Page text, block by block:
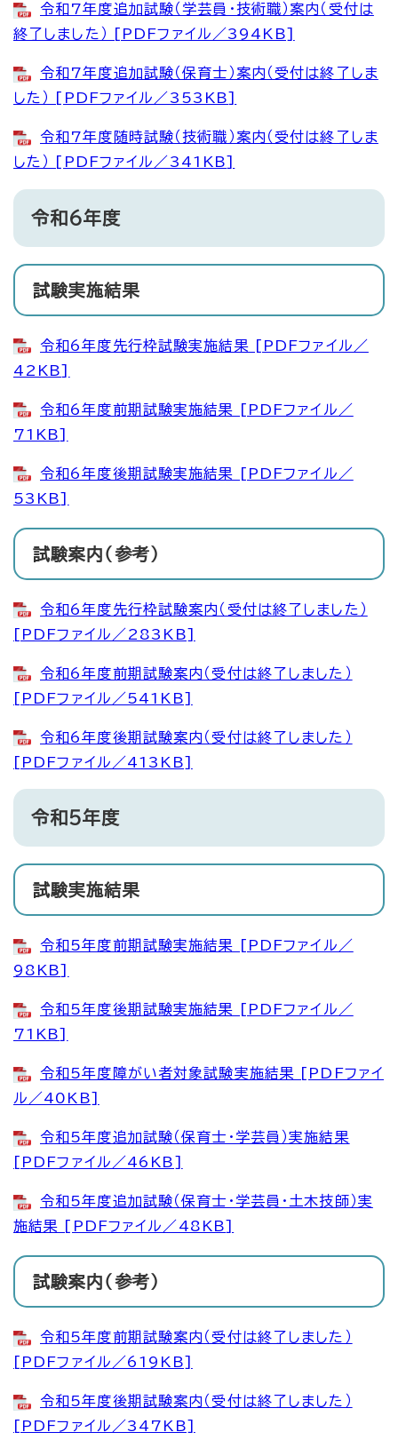
令和7年度追加試験（学芸員・技術職）案内（受付は
終了しました） [PDFファイル／394KB]
令和7年度追加試験（保育士）案内（受付は終了しま
した） [PDFファイル／353KB]
令和7年度随時試験（技術職）案内（受付は終了しま
した） [PDFファイル／341KB]
令和6年度
試験実施結果
令和6年度先行枠試験実施結果 [PDFファイル／
42KB]
令和6年度前期試験実施結果 [PDFファイル／
71KB]
令和6年度後期試験実施結果 [PDFファイル／
53KB]
試験案内（参考）
令和6年度先行枠試験案内（受付は終了しました）
[PDFファイル／283KB]
令和6年度前期試験案内（受付は終了しました）
[PDFファイル／541KB]
令和6年度後期試験案内（受付は終了しました）
[PDFファイル／413KB]
令和5年度
試験実施結果
令和5年度前期試験実施結果 [PDFファイル／
98KB]
令和5年度後期試験実施結果 [PDFファイル／
71KB]
令和5年度障がい者対象試験実施結果 [PDFファイ
ル／40KB]
令和5年度追加試験（保育士・学芸員）実施結果
[PDFファイル／46KB]
令和5年度追加試験（保育士・学芸員・土木技師）実
施結果 [PDFファイル／48KB]
試験案内（参考）
令和5年度前期試験案内（受付は終了しました）
[PDFファイル／619KB]
令和5年度後期試験案内（受付は終了しました）
[PDFファイル／347KB]